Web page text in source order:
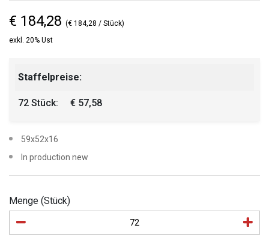
€ 184,28 (€ 184,28 / Stück)
exkl. 20% Ust
Staffelpreise:
72 Stück: € 57,58
59x52x16
In production new
Menge (Stück)